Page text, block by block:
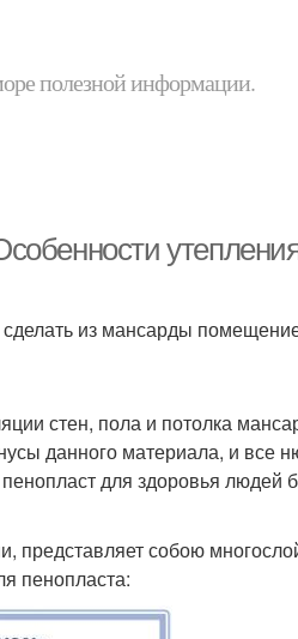
полезной информации.
из мансарды
стен, пола и потолка
данного материала, и все
для здоровья людей
представляет собою
пенопласта: